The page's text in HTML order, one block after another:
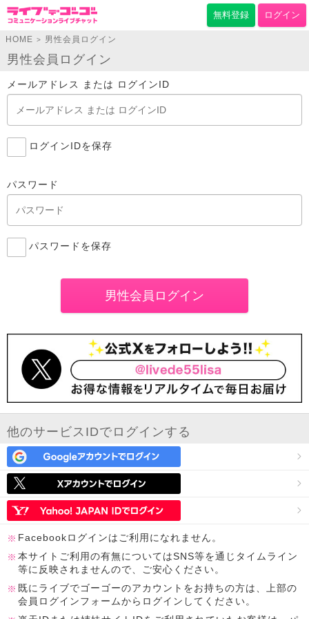
無料登録 ログイン
HOME > 男性会員ログイン
男性会員ログイン
メールアドレス または ログインID
ログインIDを保存
パスワード
パスワードを保存
他のサービスIDでログインする
Facebookログインはご利用になれません。
本サイトご利用の有無についてはSNS等を通じタイムライン
等に反映されませんので、ご安心ください。
既にライブでゴーゴーのアカウントをお持ちの方は、上部の
会員ログインフォームからログインしてください。